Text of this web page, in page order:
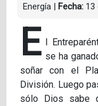
Energía | Fecha: 13
E l
se ha
soñar con el
División. Luego
sólo Dios sabe